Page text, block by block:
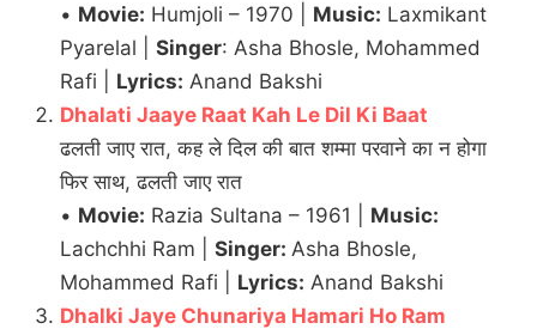
• Movie: Humjoli – 1970 | Music: Laxmikant
Pyarelal | Singer: Asha Bhosle, Mohammed
Rafi | Lyrics: Anand Bakshi
Dhalati Jaaye Raat Kah Le Dil Ki Baat
ढलती जाए रात, कह ले दिल की बात शम्मा परवाने का न होगा
फिर साथ, ढलती जाए रात
• Movie: Razia Sultana – 1961 | Music:
Lachchhi Ram | Singer: Asha Bhosle,
Mohammed Rafi | Lyrics: Anand Bakshi
Dhalki Jaye Chunariya Hamari Ho Ram